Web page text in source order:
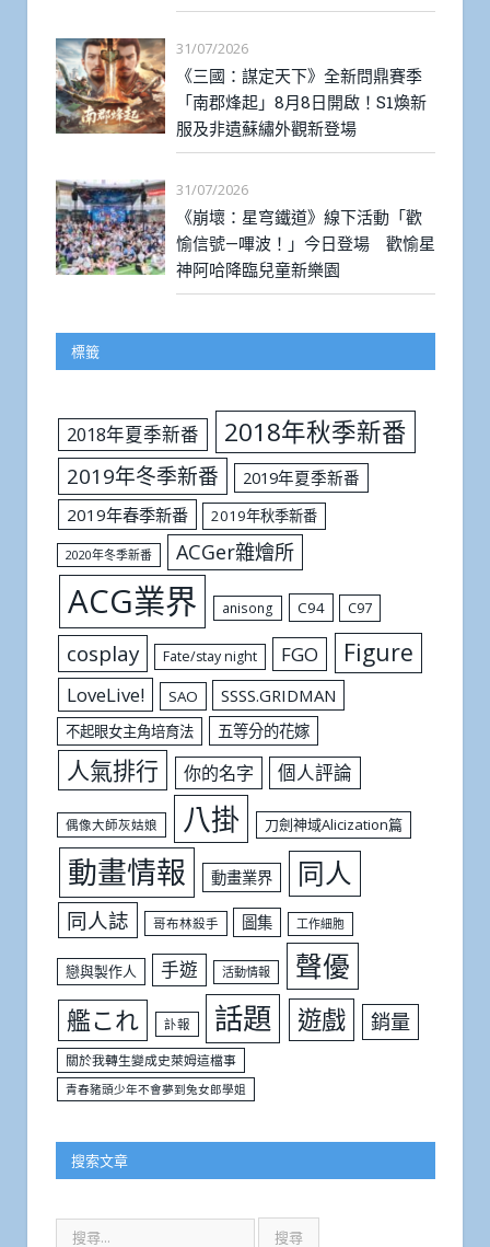
31/07/2026
《三國：謀定天下》全新問鼎賽季
「南郡烽起」8月8日開啟！S1煥新
服及非遺蘇繡外觀新登場
31/07/2026
《崩壞：星穹鐵道》線下活動「歡
愉信號—嗶波！」今日登場 歡愉星
神阿哈降臨兒童新樂園
標籤
2018年夏季新番 2018年秋季新番
2019年冬季新番
2019年夏季新番
2019年春季新番
2019年秋季新番
2020年冬季新番 ACGer雜燴所
ACG業界 anisong C94 C97
cosplay Fate/stay night FGO Figure
LoveLive! SAO SSSS.GRIDMAN
不起眼女主角培育法 五等分的花嫁
人氣排行 你的名字 個人評論
偶像大師灰姑娘 八掛 刀劍神域Alicization篇
動畫情報 動畫業界 同人
同人誌 哥布林殺手 圖集 工作細胞
戀與製作人 手遊 活動情報 聲優
艦これ 訃報 話題 遊戲 銷量
關於我轉生變成史萊姆這檔事
青春豬頭少年不會夢到兔女郎學姐
搜索文章